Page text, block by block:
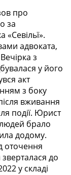
про
за
адвоката,
з
у його
акт
з боку
вживання
події. Юрист
брало
додому.
оточення
до
у складі